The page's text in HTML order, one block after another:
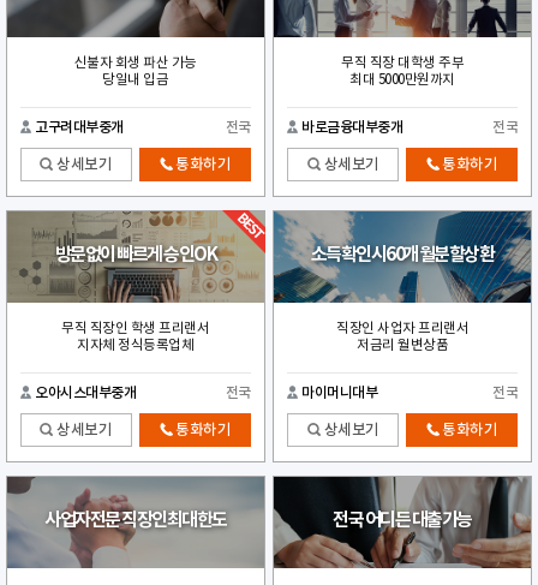
신불자 회생 파산 가능
당일내 입금
고구려대부중개 전국
상세보기 통화하기
무직 직장 대학생 주부
최대 5000만원까지
바로금융대부중개 전국
상세보기 통화하기
방문없이 빠르게 승인OK
무직 직장인 학생 프리랜서
지자체 정식등록업체
오아시스대부중개 전국
상세보기 통화하기
소득확인시60개월분할상환
직장인 사업자 프리랜서
저금리 월변상품
마이머니대부 전국
상세보기 통화하기
사업자전문 직장인최대한도 전국 어디든 대출가능